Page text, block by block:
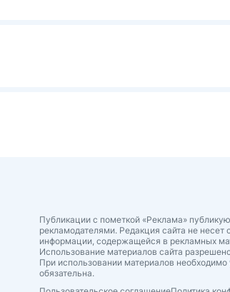
Публикации с пометкой «Реклама»
рекламодателями. Редакция сайта не несет
информации, содержащейся в рекламных
Использование материалов сайта
При использовании материалов
обязательна.